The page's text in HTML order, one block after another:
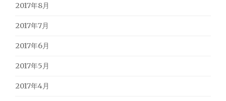
2017年8月
2017年7月
2017年6月
2017年5月
2017年4月